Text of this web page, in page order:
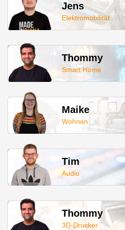
Jens
Elektromobilität
Thommy
Smart Home
Maike
Wohnen
Tim
Audio
Thommy
3D-Drucker